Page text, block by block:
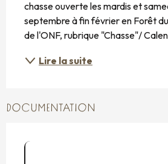
chasse ouverte les mardis et
septembre à fin février en Forêt
de l'ONF, rubrique "Chasse"/
Lire la suite
DOCUMENTATION